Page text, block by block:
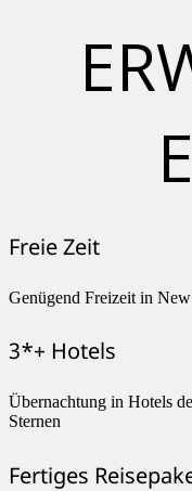
Freie Zeit
Genügend Freizeit in
3*+ Hotels
Übernachtung in Hotels
Sternen
Fertiges